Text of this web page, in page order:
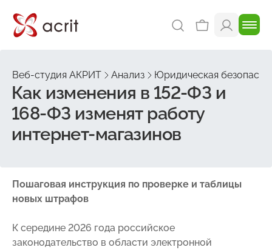
Веб-студия АКРИТ Анализ Юридическая
Как изменения в 152-ФЗ и
168-ФЗ изменят работу
интернет-магазинов
Пошаговая инструкция по проверке и таблицы
новых штрафов
К середине 2026 года российское
законодательство в области электронной